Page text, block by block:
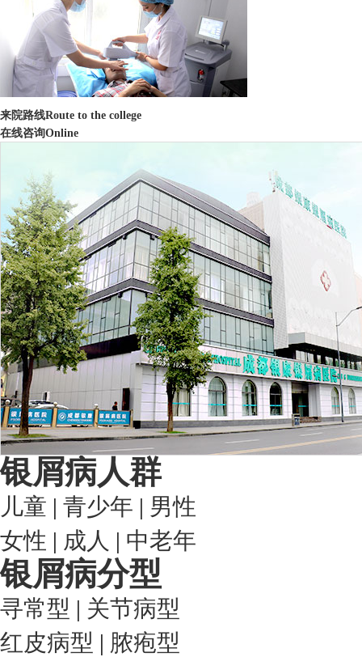
来院路线Route to the college
在线咨询Online
银屑病人群
儿童 | 青少年 | 男性
女性 | 成人 | 中老年
银屑病分型
寻常型 | 关节病型
红皮病型 | 脓疱型